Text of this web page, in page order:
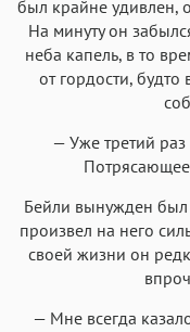
был крайне удивлен,
На минуту он
неба капель, в то
от гордости,
— Уже третий
Бейли вынужден был
произвел на него
своей жизни он
— Мне всегда